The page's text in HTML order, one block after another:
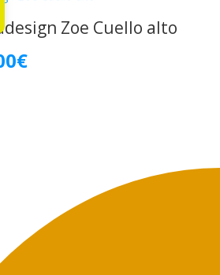
32,00€.Zoe Cuello alto
€El